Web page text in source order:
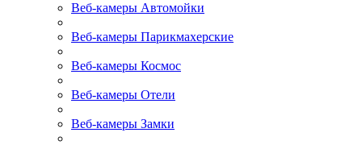
Веб-камеры Автомойки
Веб-камеры Парикмахерские
Веб-камеры Космос
Веб-камеры Отели
Веб-камеры Замки